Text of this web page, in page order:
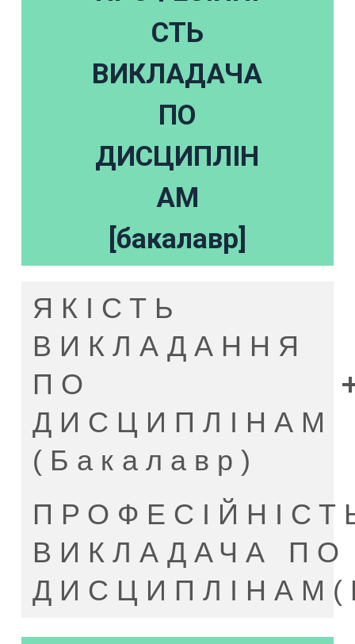
СТЬ
ВИКЛАДАЧА
ПО
ДИСЦИПЛІН
АМ
[бакалавр]
ЯКІСТЬ
ВИКЛАДАННЯ
ПО
ДИСЦИПЛІНАМ
(Бакалавр)
ВИКЛАДАЧА ПО